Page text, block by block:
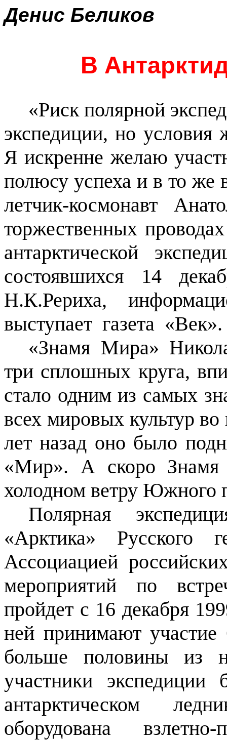
Денис Беликов
В
«Риск полярной
экспедиции, но
Я искренне желаю
полюсу успеха и в то же
летчик-космонавт
торжественных
антарктической
состоявшихся 14
Н.К.Рериха,
выступает газета «Век».
«Знамя Мира»
три сплошных круга,
стало одним из самых
всех мировых культур во
лет назад оно было
«Мир». А скоро
холодном ветру Южного
Полярная
«Арктика» Русского
Ассоциацией
мероприятий по
пройдет с 16 декабря
ней принимают
больше половины из
участники
антарктическом
оборудована